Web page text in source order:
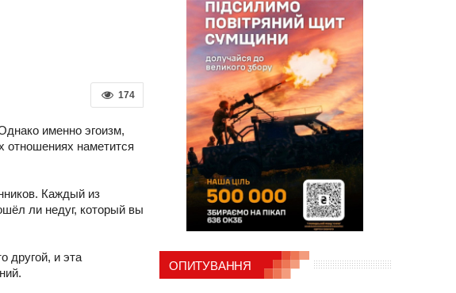
174
именно эгоизм,
отношениях наметится
Каждый из
ли недуг, который вы
другой, и эта
ОПИТУВАННЯ